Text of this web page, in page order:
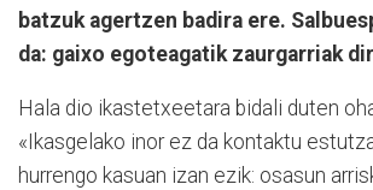
batzuk agertzen badira ere.
da: gaixo egoteagatik zaurgarriak
Hala dio ikastetxeetara bidali duten
«Ikasgelako inor ez da kontaktu
hurrengo kasuan izan ezik: osasun